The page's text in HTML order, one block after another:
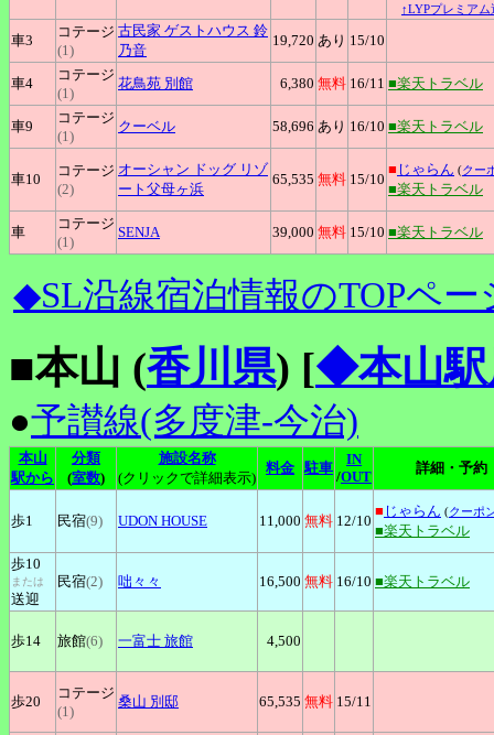
↑LYPプレミア
車3
コテージ
(1)
古民家 ゲストハウス 鈴
乃音
19,720 あり 15/10
車4
コテージ
(1)
花鳥苑 別館 6,380 無料 16/11 ■楽天トラベル
車9
コテージ
(1)
クーベル 58,696 あり 16/10 ■楽天トラベル
車10
コテージ
(2)
オーシャン ドッグ リゾ
ート父母ヶ浜
65,535 無料 15/10
■ じゃらん (クー
■楽天トラベル
車
コテージ
(1)
SENJA 39,000 無料 15/10 ■楽天トラベル
◆SL沿線宿泊情報のTOPペー
■本山 (香川県) [◆本山駅
●予讃線(多度津-今治)
本山
駅から
分類
(室数)
施設名称
(クリックで詳細表示)
料金 駐車
IN
/OUT
詳細・予約
歩1 民宿(9) UDON HOUSE 11,000 無料 12/10
■ じゃらん (クーポ
■楽天トラベル
歩10
または
送迎
民宿(2) 咄々々 16,500 無料 16/10 ■楽天トラベル
歩14 旅館(6) 一富士 旅館 4,500
歩20
コテージ
(1)
桑山 別邸 65,535 無料 15/11